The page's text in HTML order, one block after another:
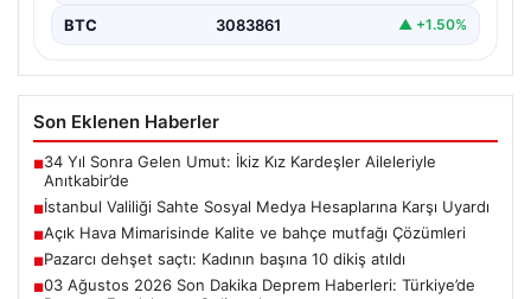
BTC 3083861 ▲ +1.50%
Son Eklenen Haberler
■34 Yıl Sonra Gelen Umut: İkiz Kız Kardeşler Aileleriyle
Anıtkabir’de
■İstanbul Valiliği Sahte Sosyal Medya Hesaplarına Karşı Uyardı
■Açık Hava Mimarisinde Kalite ve bahçe mutfağı Çözümleri
■Pazarcı dehşet saçtı: Kadının başına 10 dikiş atıldı
■03 Ağustos 2026 Son Dakika Deprem Haberleri: Türkiye’de